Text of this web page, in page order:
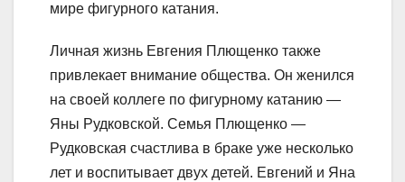
мире фигурного катания.
Личная жизнь Евгения Плющенко также
привлекает внимание общества. Он женился
на своей коллеге по фигурному катанию —
Яны Рудковской. Семья Плющенко —
Рудковская счастлива в браке уже несколько
лет и воспитывает двух детей. Евгений и Яна